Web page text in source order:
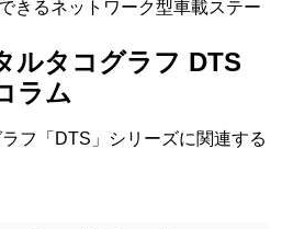
きるネットワーク型車載ステー
ルタコグラフ DTS
ラム
フ「DTS」シリーズに関連する